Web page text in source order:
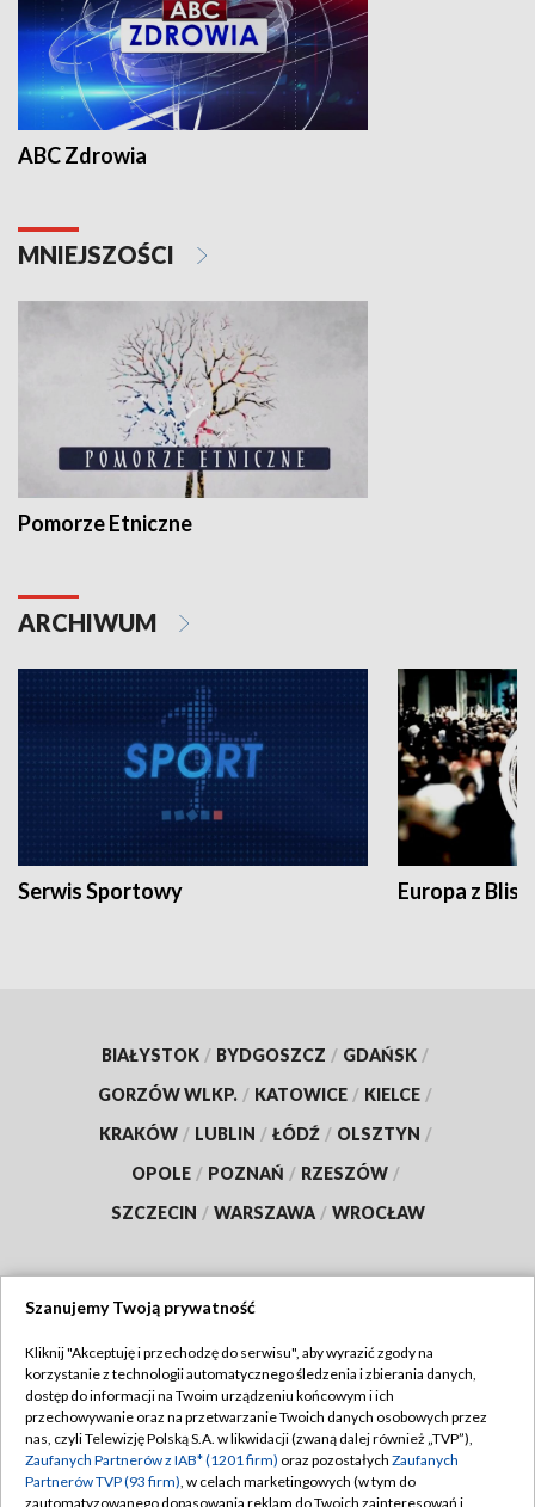
ABC Zdrowia
MNIEJSZOŚCI
Pomorze Etniczne
ARCHIWUM
Serwis Sportowy Europa z
BIAŁYSTOK / BYDGOSZCZ / GDAŃSK /
GORZÓW WLKP. / KATOWICE / KIELCE /
KRAKÓW / LUBLIN / ŁÓDŹ / OLSZTYN /
OPOLE / POZNAŃ / RZESZÓW /
SZCZECIN / WARSZAWA / WROCŁAW
TVP
Abonament TVP
Emisja w TVP
Centrum informacji TVP
Regulamin TVP
Polityka prywatności
Moje zgody
Szanujemy Twoją prywatność
Kliknij "Akceptuję i przechodzę do serwisu", aby wyrazić zgody na
korzystanie z technologii automatycznego śledzenia i zbierania danych,
dostęp do informacji na Twoim urządzeniu końcowym i ich
przechowywanie oraz na przetwarzanie Twoich danych osobowych przez
nas, czyli Telewizję Polską S.A. w likwidacji (zwaną dalej również „TVP”),
Zaufanych Partnerów z IAB* (1201 firm) oraz pozostałych Zaufanych
Partnerów TVP (93 firm), w celach marketingowych (w tym do
zautomatyzowanego dopasowania reklam do Twoich zainteresowań i